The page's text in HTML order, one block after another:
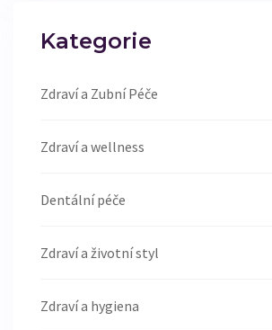
Kategorie
Zdraví a Zubní Péče
Zdraví a wellness
Dentální péče
Zdraví a životní styl
Zdraví a hygiena